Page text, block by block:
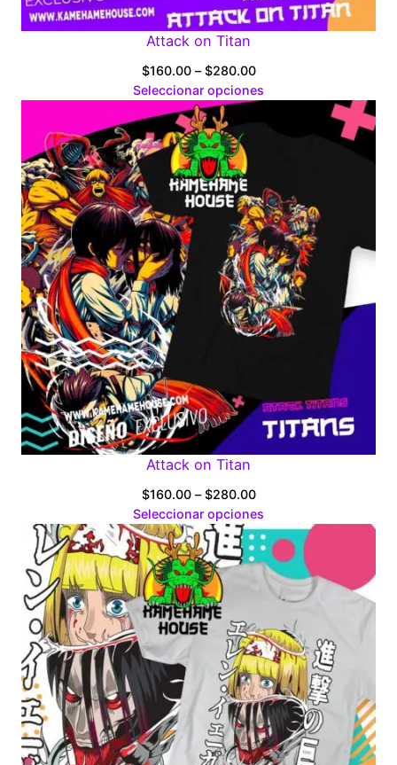
Attack on Titan
$160.00 – $280.00Price
range:
Seleccionar opciones
Attack on Titan
$160.00 – $280.00Price
range:
$160.00
through
$280.00
Seleccionar opciones